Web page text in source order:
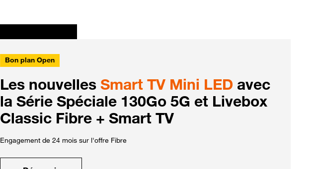
Bon plan Open
Les nouvelles Smart TV Mini LED avec
la Série Spéciale 130Go 5G et Livebox
Classic Fibre + Smart TV
Engagement de 24 mois sur l'offre Fibre